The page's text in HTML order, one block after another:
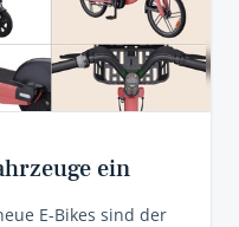
ein
E-Bikes sind der